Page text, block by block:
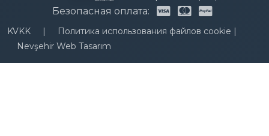
Безопасная оплата:
KVKK | Политика использования файлов cookie |
Nevşehir Web Tasarım